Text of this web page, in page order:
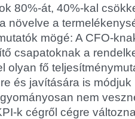
80%-át, 40%-kal
növelve a
mögé: A CFO-
csapatoknak a
olyan fő
és javítására is
nem
k cégről cégre